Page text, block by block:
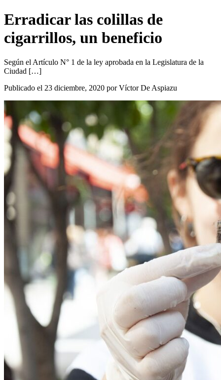
Erradicar las colillas de
cigarrillos, un beneficio
Según el Artículo N° 1 de la ley aprobada en la Legislatura de la
Ciudad […]
Publicado el 23 diciembre, 2020 por Víctor De Aspiazu